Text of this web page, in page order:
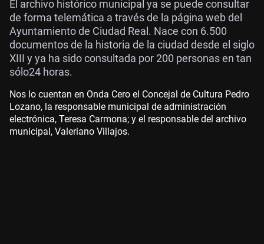
El archivo histórico municipal ya se puede consultar
de forma telemática a través de la página web del
Ayuntamiento de Ciudad Real. Nace con 6.500
documentos de la historia de la ciudad desde el siglo
XIII y ya ha sido consultada por 200 personas en tan
sólo24 horas.
Nos lo cuentan en Onda Cero el Concejal de Cultura Pedro
Lozano, la responsable municipal de administración
electrónica, Teresa Carmona; y el responsable del archivo
municipal, Valeriano Villajos.